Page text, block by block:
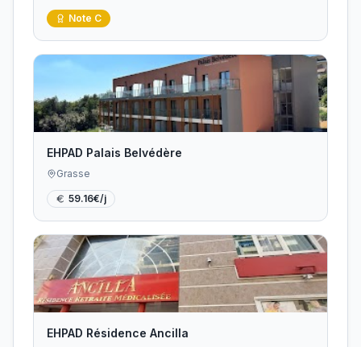
Note C
EHPAD Palais Belvédère
Grasse
59.16€/j
EHPAD Résidence Ancilla